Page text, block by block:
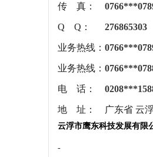
传 真：
Q Q： 276865303
业务热线：
业务热线：
电 话：
地 址： 广东省 云
云浮市鹰东科技发展有限
-